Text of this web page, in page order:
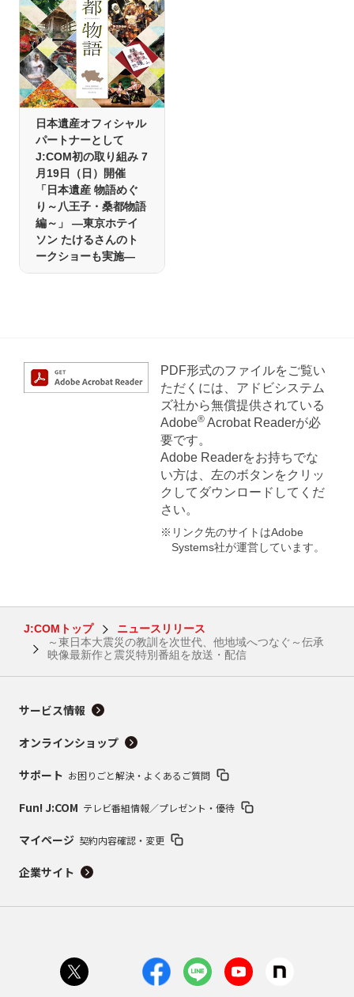
日本遺産オフィシャル
パートナーとして
J:COM初の取り組み 7
月19日（日）開催
「日本遺産 物語めぐ
り～八王子・桑都物語
編～」 ―東京ホテイ
ソン たけるさんのト
ークショーも実施―
PDF形式のファイルをご覧い
ただくには、アドビシステム
ズ社から無償提供されている
Adobe®Acrobat Readerが必
要です。
Adobe Readerをお持ちでな
い方は、左のボタンをクリッ
クしてダウンロードしてくだ
さい。
※リンク先のサイトはAdobe
Systems社が運営しています。
J:COMトップ
ニュースリリース
～東日本大震災の教訓を次世代、他地域へつなぐ～伝承
映像最新作と震災特別番組を放送・配信
サービス情報
オンラインショップ
サポート お困りごと解決・よくあるご質問
Fun! J:COM テレビ番組情報／プレゼント・優待
マイページ 契約内容確認・変更
企業サイト